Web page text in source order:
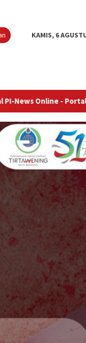
KAMIS, 6
- Portal Berita